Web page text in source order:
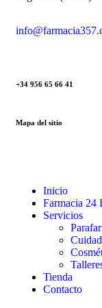
+34 956 65 66 41
Mapa del sitio
Inicio
Farmacia 24
Servicios
Tienda
Contacto